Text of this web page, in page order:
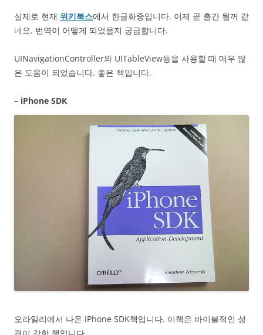
실제로 현재 위키북스에서 한글화중입니다. 이제 곧 출간 될꺼 같
네요. 번역이 어떻게 되었을지 궁금합니다.
UINavigationController와 UITableView등을 사용할 때 매우 많
은 도움이 되었습니다. 좋은 책입니다.
– iPhone SDK
오라일리에서 나온 iPhone SDK책입니다. 이책은 바이블적인 성